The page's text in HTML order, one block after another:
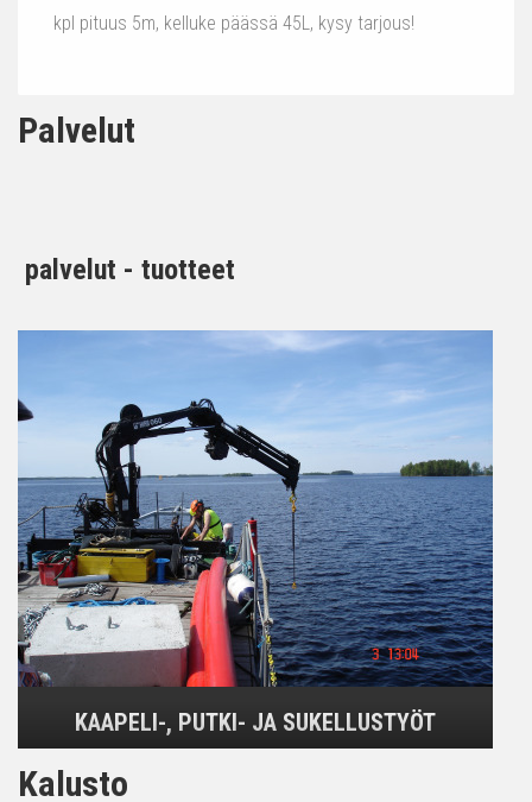
kpl pituus 5m, kelluke päässä 45L, kysy tarjous!
Palvelut
palvelut - tuotteet
KAAPELI-, PUTKI- JA SUKELLUSTYÖT
Kalusto